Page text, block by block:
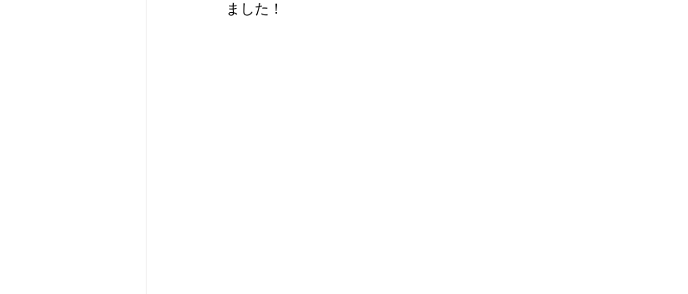
ました！